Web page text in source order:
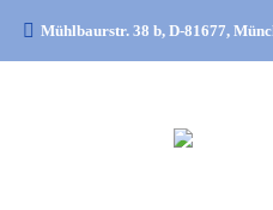
Mühlbaurstr. 38 b, D-81677,